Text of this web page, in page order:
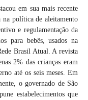
em sua mais recente
na política de aleitamento
e regulamentação da
para bebês, usados na
Brasil Atual. A revista
2% das crianças eram
até os seis meses. Em
o governado de São
estabelecimentos que